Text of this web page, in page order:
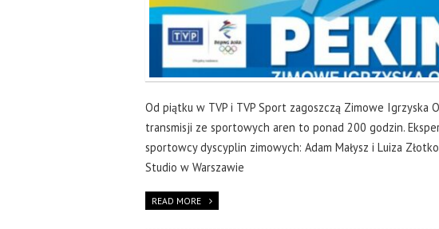
Od piątku w TVP i TVP Sport zagoszczą Zimowe Igrzyska
transmisji ze sportowych aren to ponad 200 godzin.
sportowcy dyscyplin zimowych: Adam Małysz i Luiza
Studio w Warszawie
READ MORE